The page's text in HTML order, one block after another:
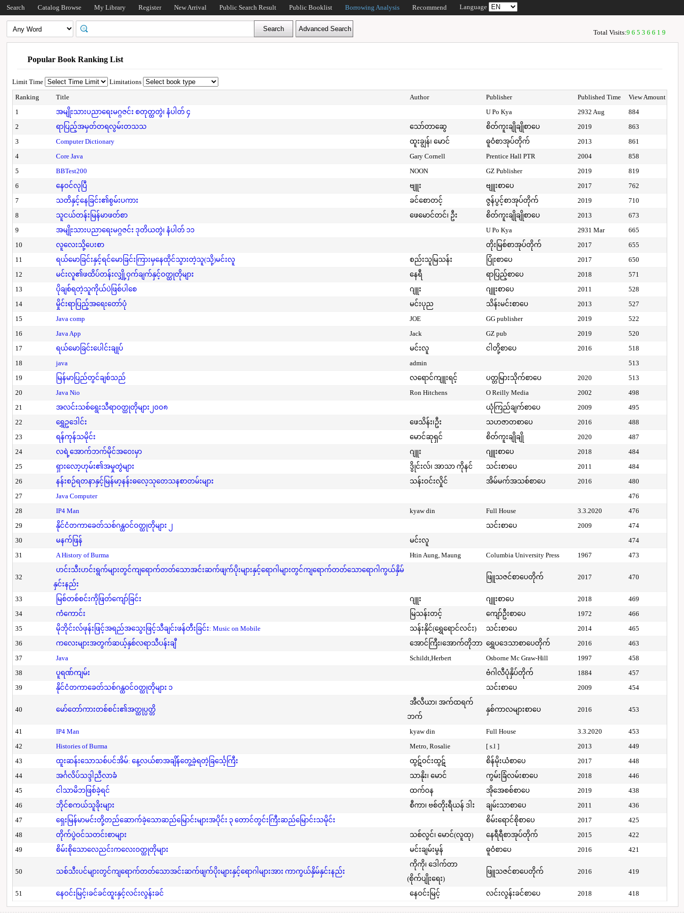
Search Catalog Browse My Library Register New Arrival Public Search Result Public Booklist Borrowing Analysis Recommend Language
Total Visits:96536619
Popular Book Ranking List
Limit Time
Limitations
Ranking
Title Author Publisher Published Time
View Amount
1
အမျိုးသားပညာရေးမဂ္ဂဇင်း စတုတ္ထတွဲ၊ နံပါတ် ၄ U Po Kya 2932 Aug
884
2
ရာပြည့်အမှတ်တရလွမ်းတသသ သော်တာဆွေ စိတ်ကူးချိုချိုစာပေ 2019
863
3
Computer Dictionary ထူးချွန်၊ မောင် ဓူဝံစာအုပ်တိုက် 2013
861
4
Core Java Gary Cornell Prentice Hall PTR 2004
858
5
BBTest200 NOON GZ Publisher 2019
819
6
နေဝင်လုပြီ ဗျူး ဗျူးစာပေ 2017
762
7
သတိနှင့်နေခြင်း၏စွမ်းပကား ခင်စောတင့် ဇွန်ပွင့်စာအုပ်တိုက် 2019
710
8
သူငယ်တန်းမြန်မာဖတ်စာ ဖေမောင်တင်၊ ဦး စိတ်ကူးချိုချိုစာပေ 2013
673
9
အမျိုးသားပညာရေးမဂ္ဂဇင်း ဒုတိယတွဲ၊ နံပါတ် ၁၁ U Po Kya 2931 Mar
665
10
လူလေးသို့ပေးစာ တိုးမြစ်စာအုပ်တိုက် 2017
655
11
ရယ်မောခြင်းနှင့်ရင်မောခြင်းကြားမှနေထိုင်သွားတဲ့သူ(သို့)မင်းလူ စည်းသူမြသန်း ပြုံးစာပေ 2017
650
12
မင်းလူ၏ဖထိပ်တန်းလျှို့ဝှက်ချက်နှင့်ဝတ္ထုတိုများ နေရီ ရာပြည့်စာပေ 2018
571
13
ပိုချစ်ရတဲ့သူကိုယ်ပဲဖြစ်ပါစေ ဂျူး ဂျူးစာပေ 2011
528
14
မှိုင်းရာပြည့်အရေးတော်ပုံ မင်းပုည သိန်းမင်းစာပေ 2013
527
15
Java comp JOE GG publisher 2019
522
16
Java App Jack GZ pub 2019
520
17
ရယ်မောခြင်းပေါင်းချုပ် မင်းလူ ငါတို့စာပေ 2016
518
18
java admin
513
19
မြန်မာပြည်တွင်ချစ်သည် လရောင်ကျူးရင့် ပတ္တမြားသိုက်စာပေ 2020
513
20
Java Nio Ron Hitchens O Reilly Media 2002
498
21
အလင်းသစ်ရွေးသီရာဝတ္ထုတိုများ၂၀၀၈ ယုံကြည်ချက်စာပေ 2009
495
22
ရွှေဥဒေါင်း ဖေသိန်း၊ဦး သဟဇာတစာပေ 2016
488
23
ရန်ကုန်သမိုင်း မောင်ဆုရှင် စိတ်ကူးချိုချို 2020
487
24
လရဲ့အောက်ဘက်မိုင်အဝေးမှာ ဂျူး ဂျူးစာပေ 2018
484
25
ရှားလော့ဟုမ်း၏အမှုတွဲများ ဒွိုင်းလ်၊ အာသာ ကိုနင် သင်းစာပေ 2011
484
26
နန်းစဉ်ရတနာနှင့်မြန်မာ့နန်းဓလေ့သုတေသနစာတမ်းများ သန်းဝင်းလှိုင် အိမ်မက်အသစ်စာပေ 2016
480
27
Java Computer
476
28
IP4 Man kyaw din Full House 3.3.2020
476
29
နိုင်ငံတကာခေတ်သစ်ဂန္ထဝင်ဝတ္ထုတိုများ ၂ သင်းစာပေ 2009
474
30
မနက်ဖြန် မင်းလူ
474
31
A History of Burma Htin Aung, Maung Columbia University Press 1967 473
32
ဟင်းသီးဟင်းရွက်များတွင်ကျရောက်တတ်သောအင်းဆက်ဖျက်ပိုးများနှင့်ရောဂါများတွင်ကျရောက်တတ်သောရောဂါကွယ်နှိမ်
နှင်းနည်း
ဖြူသဇင်စာပေတိုက် 2017 470
33 မြစ်တစ်စင်းကိုဖြတ်ကျော်ခြင်း ဂျူး ဂျူးစာပေ 2018
469
34
ကံကောင်း မြသန်းတင့် ကျော်ဦးစာပေ 1972
466
35
မိုဘိုင်းလ်ဖုန်းဖြင့်အရည်အသွေးဖြင့်သီချင်းဖန်တီးခြင်း: Music on Mobile သန်းနိုင်(ရွှေရောင်လင်း) သင်းစာပေ 2014
465
36
ကလေးများအတွက်ဆယ့်နှစ်လရာသီပန်းချီ အောင်ကြီး၊အောက်တိုဘာ ရွှေပဒေသာစာပေတိုက် 2016
463
37
Java Schildt,Herbert Osborne Mc Graw-Hill 1997
458
38
ပူရဏ်ကျမ်း ဗံဂါလီပုံနှိပ်တိုက် 1884
457
39
နိုင်ငံတကာခေတ်သစ်ဂန္ထဝင်ဝတ္ထုတိုများ ၁ သင်းစာပေ 2009 454
40 မော်တော်ကားတစ်စင်း၏အတ္ထုပ္ပတ္တိ
အီလီယာ၊ အက်ထရက်
ဘက်
နှစ်ကာလများစာပေ 2016 453
41 IP4 Man kyaw din Full House 3.3.2020
453
42
Histories of Burma Metro, Rosalie [ s.l ] 2013
449
43
ထူးဆန်းသောသစ်ပင်အိမ်: နေ့လယ်စာအချိန်တွေ့ခဲ့ရတဲ့ခြင်္သေ့ကြီး ထွဋ်ဝင်းထွဋ် စိန်မိုးယံစာပေ 2017
448
44
အင်္ဂလိပ်သဒ္ဒါညီလာခံ သာနိုး၊ မောင် ကွမ်းခြံလမ်းစာပေ 2018
446
45
ငါသာမိဘဖြစ်ခဲ့ရင် ထက်ဝန အိုအေစစ်စာပေ 2019
438
46
ဘိုင်စကယ်သူခိုးများ စီကာ၊ ဗစ်တိုးရီယန် ဒါး ချမ်းသာစာပေ 2011
436
47
ရှေးမြန်မာမင်းတို့တည်ဆောက်ခဲ့သောဆည်မြောင်းများအပိုင်း ၃ တောင်တွင်းကြီးဆည်မြောင်းသမိုင်း စိမ်းရောင်စိုစာပေ 2017
425
48
တိုက်ပွဲဝင်သတင်းစာများ သစ်လွင်၊ မောင်(လူထု) နေရီရီစာအုပ်တိုက် 2015
422
49
စိမ်းစိုသောလေညင်းကလေးဝတ္ထုတိုများ မင်းချမ်းမွန် ဓူဝံစာပေ 2016 421
50 သစ်သီးပင်များတွင်ကျရောက်တတ်သောအင်းဆက်ဖျက်ပိုးများနှင့်ရောဂါများအား ကာကွယ်နှိမ်နှင်းနည်း
ကိုကို၊ ဒေါက်တာ
(စိုက်ပျိုးရေး)
ဖြူသဇင်စာပေတိုက် 2016 419
51 နေဝင်းမြင့်၊ခင်ခင်ထူးနှင့်လင်းလွန်းခင် နေဝင်းမြင့် လင်းလွန်းခင်စာပေ 2018 418